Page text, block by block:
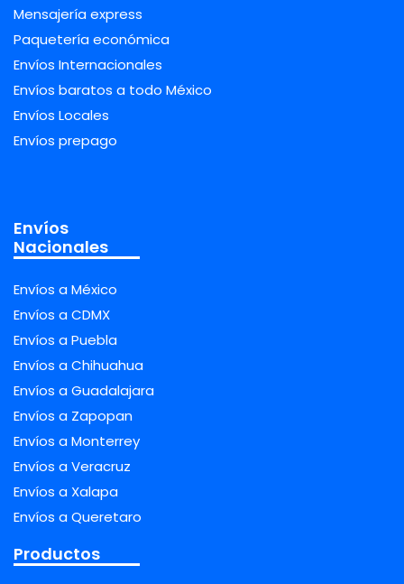
Mensajería express
Paquetería económica
Envíos Internacionales
Envíos baratos a todo México
Envíos Locales
Envíos prepago
Envíos
Nacionales
Envíos a México
Envíos a CDMX
Envíos a Puebla
Envíos a Chihuahua
Envíos a Guadalajara
Envíos a Zapopan
Envíos a Monterrey
Envíos a Veracruz
Envíos a Xalapa
Envíos a Queretaro
Productos